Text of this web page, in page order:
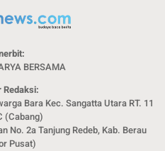
BERSAMA
Redaksi:
Bara Kec. Sangatta Utara RT. 11
(Cabang)
No. 2a Tanjung Redeb, Kab. Berau
Pusat)